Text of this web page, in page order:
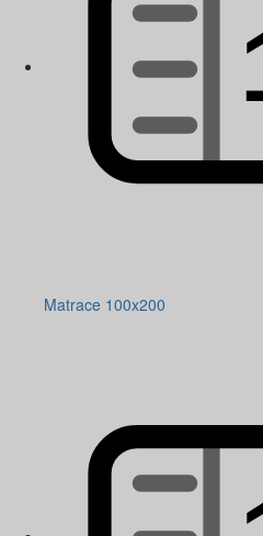
Matrace 100x200